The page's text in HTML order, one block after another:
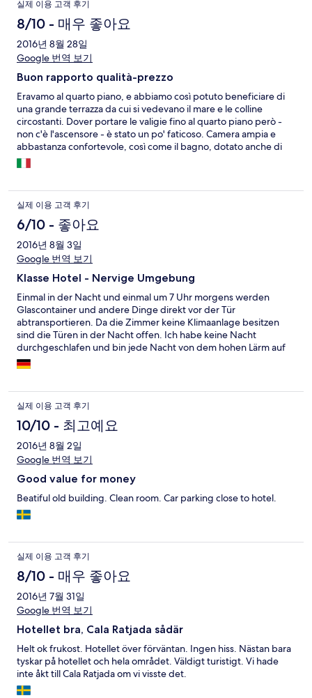
실제 이용 고객 후기
8/10 - 매우 좋아요
2016년 8월 28일
Google 번역 보기
Buon rapporto qualità-prezzo
Eravamo al quarto piano, e abbiamo così potuto beneficiare di
una grande terrazza da cui si vedevano il mare e le colline
circostanti. Dover portare le valigie fino al quarto piano però -
non c'è l'ascensore - è stato un po' faticoso. Camera ampia e
abbastanza confortevole, così come il bagno, dotato anche di
bidet. Colazione standard. Posizione ok, lontano dal caos dei
locali notturni e biergarten che popolano il paese.
실제 이용 고객 후기
6/10 - 좋아요
2016년 8월 3일
Google 번역 보기
Klasse Hotel - Nervige Umgebung
Einmal in der Nacht und einmal um 7 Uhr morgens werden
Glascontainer und andere Dinge direkt vor der Tür
abtransportieren. Da die Zimmer keine Klimaanlage besitzen
sind die Türen in der Nacht offen. Ich habe keine Nacht
durchgeschlafen und bin jede Nacht von dem hohen Lärm auf
der Straße aufgewacht. Mein Kopf tut immer noch weh. Das
Hotel ist klasse aber der Lärm geht gar nicht.
실제 이용 고객 후기
10/10 - 최고예요
2016년 8월 2일
Google 번역 보기
Good value for money
Beatiful old building. Clean room. Car parking close to hotel.
실제 이용 고객 후기
8/10 - 매우 좋아요
2016년 7월 31일
Google 번역 보기
Hotellet bra, Cala Ratjada sådär
Helt ok frukost. Hotellet över förväntan. Ingen hiss. Nästan bara
tyskar på hotellet och hela området. Väldigt turistigt. Vi hade
inte åkt till Cala Ratjada om vi visste det.